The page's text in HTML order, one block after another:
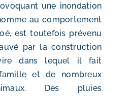
une inondation
au comportement
est toutefois prévenu
par la construction
dans lequel il fait
et de nombreux
Des pluies